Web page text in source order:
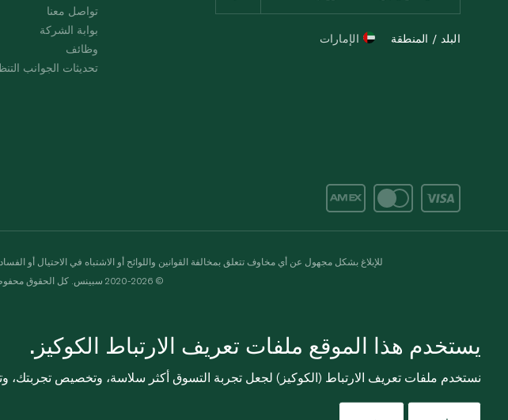
تواصل معنا
بوابة الشركة
وظائف
تحديثات الجوانب
البلد / المنطقة الإمارات
للإبلاغ بشكل مجهول عن أي مخاوف تتعلق بمخالفة القوانين واللوائح أو الاشتباه في الاحتيال أو
© 2020-2026 سبينس. كل الحقوق محفوظة
يستخدم هذا الموقع ملفات تعريف الارتباط الكوكيز.
نستخدم ملفات تعريف الارتباط (الكوكيز) لجعل تجربة التسوق أكثر سلاسة، وتخصيص تجربتك،